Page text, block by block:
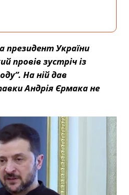
президент України
провів зустріч із
На ній дав
Андрія Єрмака не